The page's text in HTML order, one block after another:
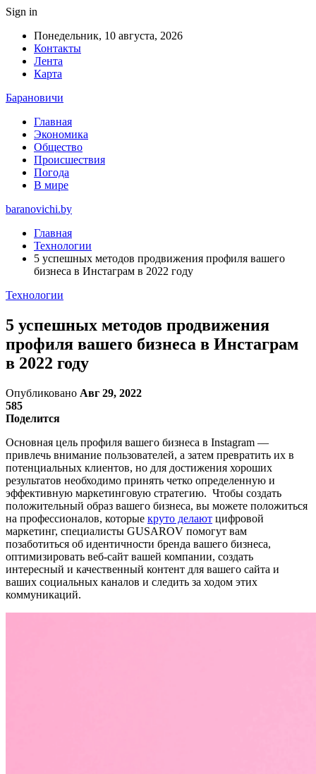
Sign in
Понедельник, 10 августа, 2026
Контакты
Лента
Карта
Барановичи
Главная
Экономика
Общество
Происшествия
Погода
В мире
baranovichi.by
Главная
Технологии
5 успешных методов продвижения профиля вашего
бизнеса в Инстаграм в 2022 году
Технологии
5 успешных методов продвижения
профиля вашего бизнеса в Инстаграм
в 2022 году
Опубликовано Авг 29, 2022
585
Поделится
Основная цель профиля вашего бизнеса в Instagram —
привлечь внимание пользователей, а затем превратить их в
потенциальных клиентов, но для достижения хороших
результатов необходимо принять четко определенную и
эффективную маркетинговую стратегию. Чтобы создать
положительный образ вашего бизнеса, вы можете положиться
на профессионалов, которые круто делают цифровой
маркетинг, специалисты GUSAROV помогут вам
позаботиться об идентичности бренда вашего бизнеса,
оптимизировать веб-сайт вашей компании, создать
интересный и качественный контент для вашего сайта и
ваших социальных каналов и следить за ходом этих
коммуникаций.